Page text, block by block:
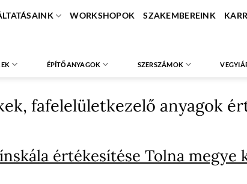
WORKSHOPOK SZAKEMBEREINK
ÉPÍTŐANYAGOK SZERSZÁMOK
fafelelületkezelő anyagok
értékesítése Tolna megye